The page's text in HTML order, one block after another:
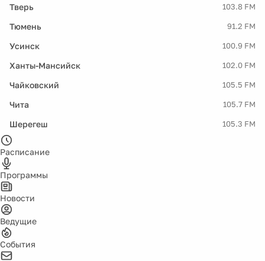
Тверь 103.8 FM
Тюмень 91.2 FM
Усинск 100.9 FM
Ханты-Мансийск 102.0 FM
Чайковский 105.5 FM
Чита 105.7 FM
Шерегеш 105.3 FM
Расписание
Программы
Новости
Ведущие
События